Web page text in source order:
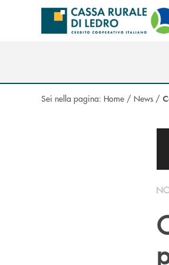
Salta al contenuto principale
Sei nella pagina: Home / News /